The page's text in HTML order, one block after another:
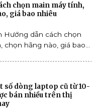
chọn main máy tính,
giá bao nhiêu
Hướng dẫn cách chọn
chọn hãng nào, giá bao...
số dòng laptop cũ từ 10-
bán nhiều trên thị